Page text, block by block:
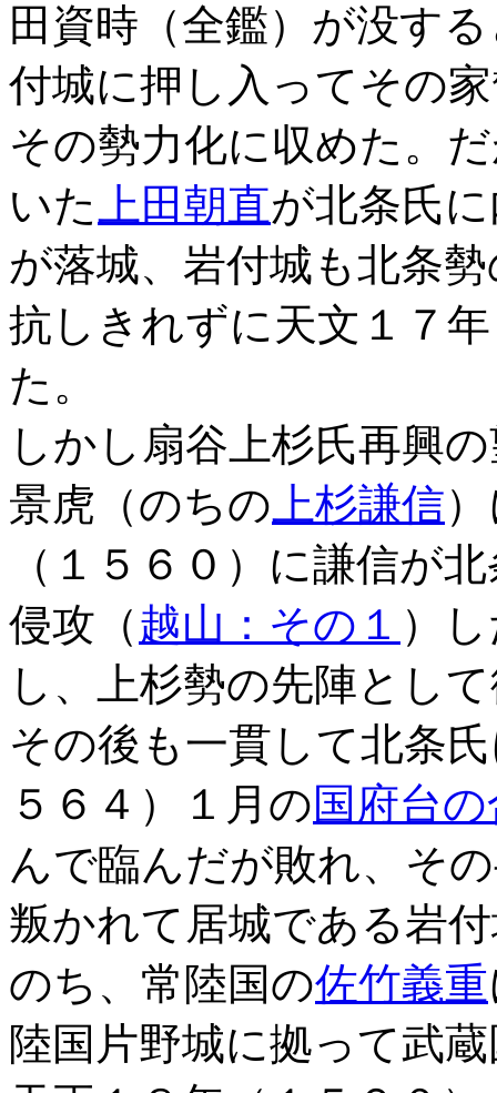
田資時（全鑑）が没す
付城に押し入ってその
その勢力化に収めた。
いた
上田朝直が北条氏
が落城、岩付城も北条
抗しきれずに天文１７
た。
しかし扇谷上杉氏再興
景虎（のちの 上杉謙信
（１５６０）に謙信が
侵攻（越山：その１ ）
し、上杉勢の先陣とし
その後も一貫して北条
５６４）１月の国府台
んで臨んだが敗れ、そ
叛かれて居城である岩
のち、常陸国の佐竹義重
陸国片野城に拠って武